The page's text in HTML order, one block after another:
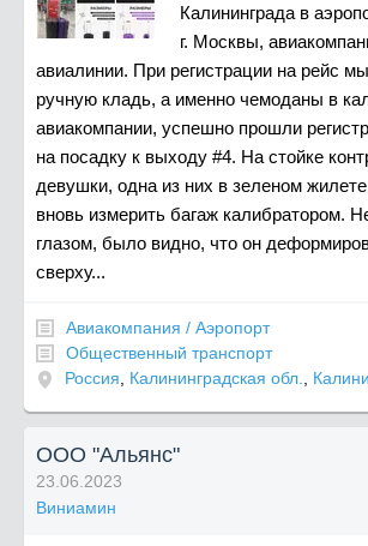
Калининграда в
г. Москвы,
авиалинии. При регистрации на рейс
ручную кладь, а именно чемоданы в
авиакомпании, успешно прошли
на посадку к выходу #4. На стойке
девушки, одна из них в зеленом
вновь измерить багаж калибратором.
глазом, было видно, что он
сверху...
Авиакомпания / Аэропорт
Общественный транспорт
Россия, Калининградская обл.,
ООО "Альянс"
23.06.2023
Виниамин